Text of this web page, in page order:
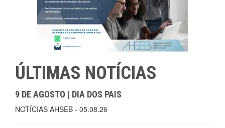
ÚLTIMAS NOTÍCIAS
9 DE AGOSTO | DIA DOS PAIS
NOTÍCIAS AHSEB - 05.08.26